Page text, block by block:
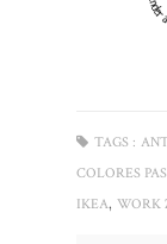
TAGS :
COLORES
IKEA, WORK